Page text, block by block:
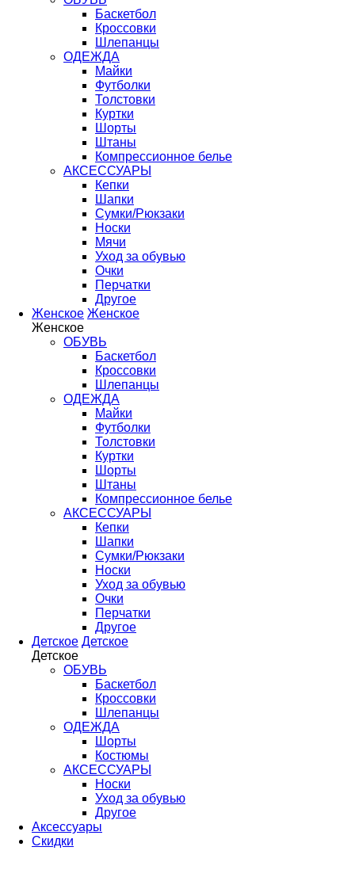
Баскетбол
Кроссовки
Шлепанцы
ОДЕЖДА
Майки
Футболки
Толстовки
Куртки
Шорты
Штаны
Компрессионное белье
АКСЕССУАРЫ
Кепки
Шапки
Сумки/Рюкзаки
Носки
Мячи
Уход за обувью
Очки
Перчатки
Другое
Женское Женское
Женское
ОБУВЬ
Баскетбол
Кроссовки
Шлепанцы
ОДЕЖДА
Майки
Футболки
Толстовки
Куртки
Шорты
Штаны
Компрессионное белье
АКСЕССУАРЫ
Кепки
Шапки
Сумки/Рюкзаки
Носки
Уход за обувью
Очки
Перчатки
Другое
Детское Детское
Детское
ОБУВЬ
Баскетбол
Кроссовки
Шлепанцы
ОДЕЖДА
Шорты
Костюмы
АКСЕССУАРЫ
Носки
Уход за обувью
Другое
Аксессуары
Скидки